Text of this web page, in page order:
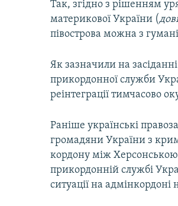
Так, згідно з рішенням
материкової України (
півострова можна з
Як зазначили на
прикордонної служби
реінтеграції тимчасово
Раніше українські
громадяни України з
кордону між
прикордонній службі
ситуації на адмінкордоні